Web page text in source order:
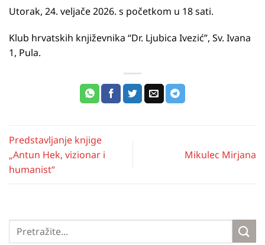
Utorak, 24. veljače 2026. s početkom u 18 sati.
Klub hrvatskih književnika “Dr. Ljubica Ivezić”, Sv. Ivana
1, Pula.
Predstavljanje knjige
„Antun Hek, vizionar i
humanist“
Mikulec Mirjana